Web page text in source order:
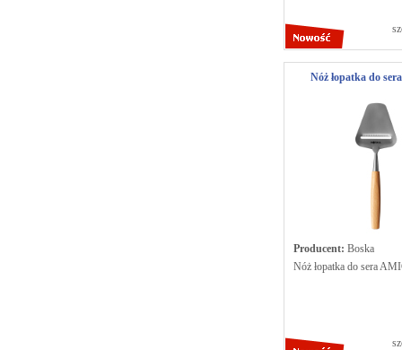
Nóż łopatka do
Producent: Boska
Nóż łopatka do sera